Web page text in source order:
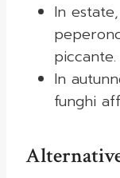
In
piccante.
In
funghi